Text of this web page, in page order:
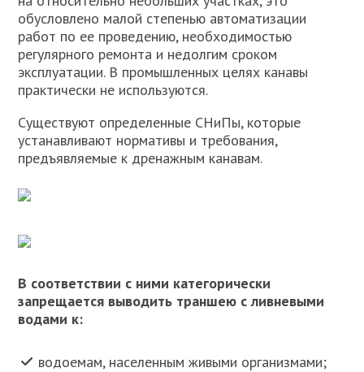
обусловлено малой степенью автоматизации
работ по ее проведению, необходимостью
регулярного ремонта и недолгим сроком
эксплуатации. В промышленных целях канавы
практически не используются.
Существуют определенные СНиПы, которые
устанавливают нормативы и требования,
предъявляемые к дренажным канавам.
В соответствии с ними категорически
запрещается выводить траншею с ливневыми
водами к:
водоемам, населенным живыми организмами;